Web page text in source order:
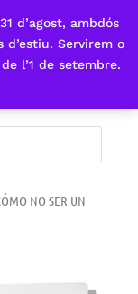
d’agost, ambdós
d’estiu. Servirem o
l’1 de setembre.
NO SER UN